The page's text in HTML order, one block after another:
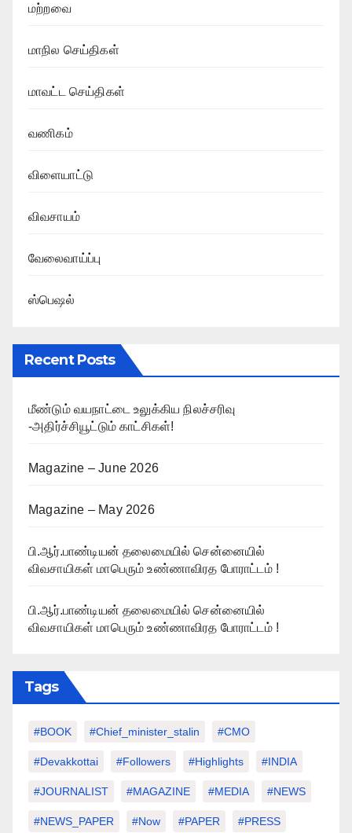
மற்றவை
மாநில செய்திகள்
மாவட்ட செய்திகள்
வணிகம்
விளையாட்டு
விவசாயம்
வேலைவாய்ப்பு
ஸ்பெஷல்
Recent Posts
மீண்டும் வயநாட்டை உலுக்கிய நிலச்சரிவு
-அதிர்ச்சியூட்டும் காட்சிகள்!
Magazine – June 2026
Magazine – May 2026
பி.ஆர்.பாண்டியன் தலைமையில் சென்னையில்
விவசாயிகள் மாபெரும் உண்ணாவிரத போராட்டம் !
பி.ஆர்.பாண்டியன் தலைமையில் சென்னையில்
விவசாயிகள் மாபெரும் உண்ணாவிரத போராட்டம் !
Tags
#BOOK #chief_minister_stalin #CMO
#devakkottai #followers #highlights #INDIA
#JOURNALIST #MAGAZINE #MEDIA #NEWS
#NEWS_PAPER #Now #PAPER #PRESS